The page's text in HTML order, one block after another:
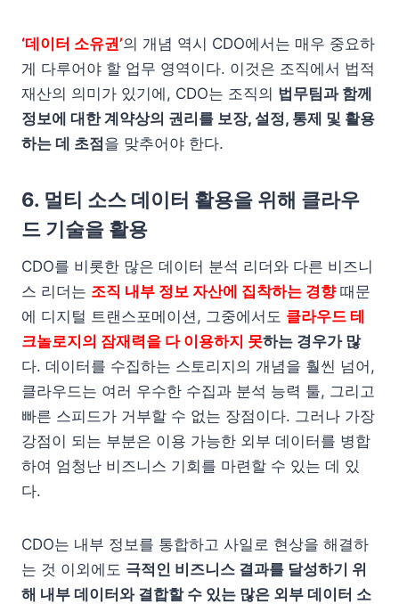
‘데이터 소유권’의 개념 역시 CDO에서는 매우 중요하
게 다루어야 할 업무 영역이다. 이것은 조직에서 법적
재산의 의미가 있기에, CDO는 조직의 법무팀과 함께
정보에 대한 계약상의 권리를 보장, 설정, 통제 및 활용
하는 데 초점을 맞추어야 한다.
6. 멀티 소스 데이터 활용을 위해 클라우
드 기술을 활용
CDO를 비롯한 많은 데이터 분석 리더와 다른 비즈니
스 리더는 조직 내부 정보 자산에 집착하는 경향때문
에 디지털 트랜스포메이션, 그중에서도 클라우드 테
크놀로지의 잠재력을 다 이용하지 못하는 경우가 많
다. 데이터를 수집하는 스토리지의 개념을 훨씬 넘어,
클라우드는 여러 우수한 수집과 분석 능력 툴, 그리고
빠른 스피드가 거부할 수 없는 장점이다. 그러나 가장
강점이 되는 부분은 이용 가능한 외부 데이터를 병합
하여 엄청난 비즈니스 기회를 마련할 수 있는 데 있
다.
CDO는 내부 정보를 통합하고 사일로 현상을 해결하
는 것 이외에도 극적인 비즈니스 결과를 달성하기 위
해 내부 데이터와 결합할 수 있는 많은 외부 데이터 소